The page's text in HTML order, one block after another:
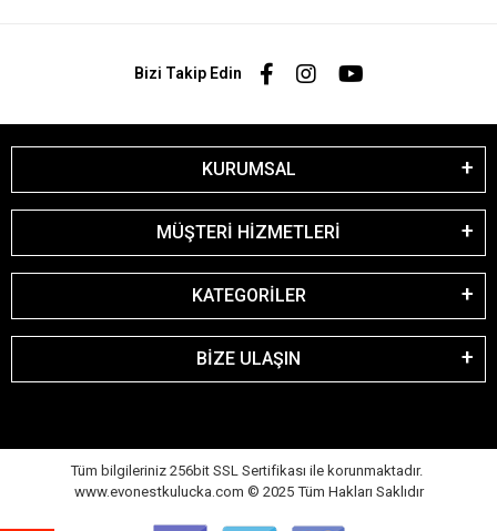
Bizi Takip Edin
KURUMSAL
MÜŞTERİ HİZMETLERİ
KATEGORİLER
BİZE ULAŞIN
Tüm bilgileriniz 256bit SSL Sertifikası ile korunmaktadır.
www.evonestkulucka.com © 2025 Tüm Hakları Saklıdır